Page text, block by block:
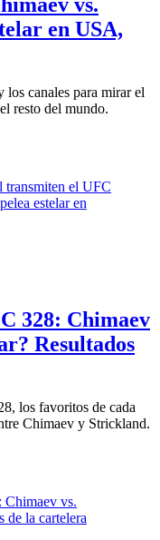
vs.
en USA,
canales para mirar el
resto del mundo.
328: Chimaev
Resultados
los favoritos de cada
Chimaev y Strickland.